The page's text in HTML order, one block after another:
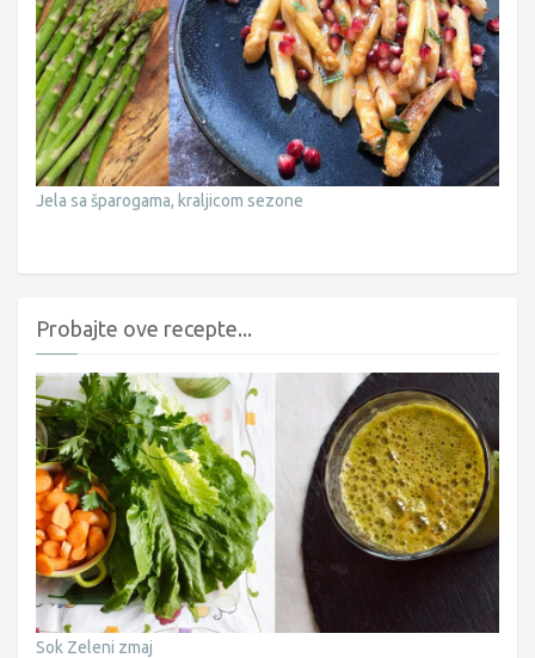
Jela sa šparogama, kraljicom sezone
Probajte ove recepte...
Sok Zeleni zmaj